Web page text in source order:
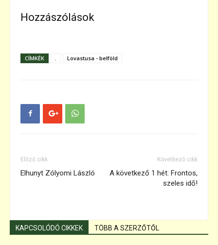
Hozzászólások
CÍMKÉK Lovastusa - belföld
Előző cikk
Elhunyt Zólyomi László
Következő cikk
A következő 1 hét: Frontos,
szeles idő!
KAPCSOLÓDÓ CIKKEK TÖBB A SZERZŐTŐL